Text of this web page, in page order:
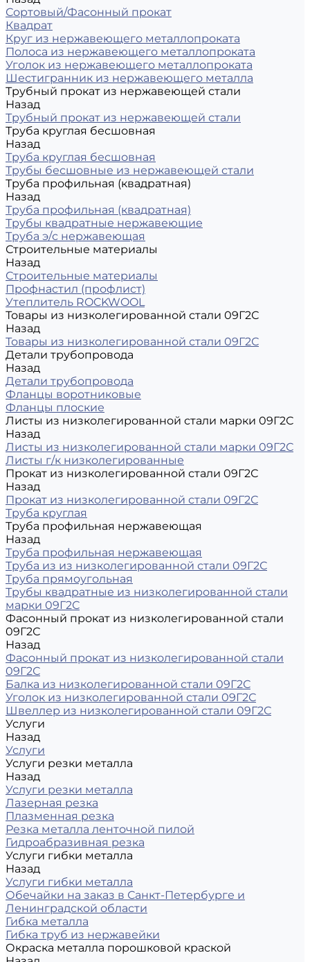
Сортовый/Фасонный прокат
Квадрат
Круг из нержавеющего металлопроката
Полоса из нержавеющего металлопроката
Уголок из нержавеющего металлопроката
Шестигранник из нержавеющего металла
Трубный прокат из нержавеющей стали
Назад
Трубный прокат из нержавеющей стали
Труба круглая бесшовная
Назад
Труба круглая бесшовная
Трубы бесшовные из нержавеющей стали
Труба профильная (квадратная)
Назад
Труба профильная (квадратная)
Трубы квадратные нержавеющие
Труба э/с нержавеющая
Строительные материалы
Назад
Строительные материалы
Профнастил (профлист)
Утеплитель ROCKWOOL
Товары из низколегированной стали 09Г2С
Назад
Товары из низколегированной стали 09Г2С
Детали трубопровода
Назад
Детали трубопровода
Фланцы воротниковые
Фланцы плоские
Листы из низколегированной стали марки 09Г2С
Назад
Листы из низколегированной стали марки 09Г2С
Листы г/к низколегированные
Прокат из низколегированной стали 09Г2С
Назад
Прокат из низколегированной стали 09Г2С
Труба круглая
Труба профильная нержавеющая
Назад
Труба профильная нержавеющая
Труба из из низколегированной стали 09Г2С
Труба прямоугольная
Трубы квадратные из низколегированной стали
марки 09Г2С
Фасонный прокат из низколегированной стали
09Г2С
Назад
Фасонный прокат из низколегированной стали
09Г2С
Балка из низколегированной стали 09Г2С
Уголок из низколегированной стали 09Г2С
Швеллер из низколегированной стали 09Г2С
Услуги
Назад
Услуги
Услуги резки металла
Назад
Услуги резки металла
Лазерная резка
Плазменная резка
Резка металла ленточной пилой
Гидроабразивная резка
Услуги гибки металла
Назад
Услуги гибки металла
Обечайки на заказ в Санкт-Петербурге и
Ленинградской области
Гибка металла
Гибка труб из нержавейки
Окраска металла порошковой краской